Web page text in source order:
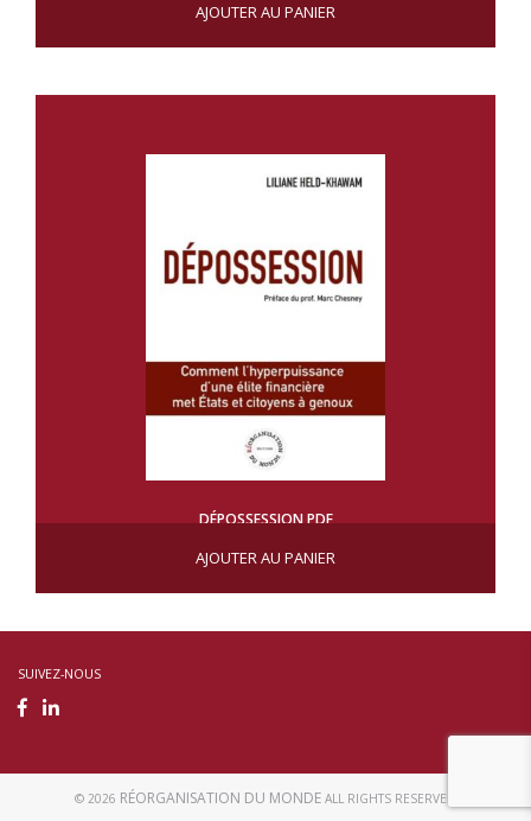
AJOUTER AU PANIER
DÉPOSSESSION PDF
AJOUTER AU PANIER
SUIVEZ-NOUS
© 2026 RÉORGANISATION DU MONDE ALL RIGHTS RESERVED